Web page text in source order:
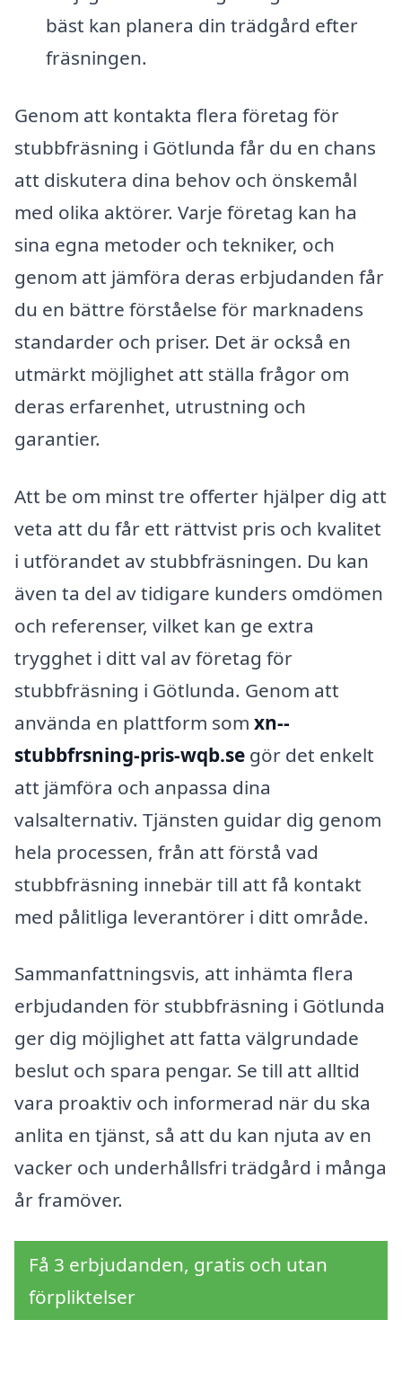
bäst kan planera din trädgård efter
fräsningen.
Genom att kontakta flera företag för
stubbfräsning i Götlunda får du en chans
att diskutera dina behov och önskemål
med olika aktörer. Varje företag kan ha
sina egna metoder och tekniker, och
genom att jämföra deras erbjudanden får
du en bättre förståelse för marknadens
standarder och priser. Det är också en
utmärkt möjlighet att ställa frågor om
deras erfarenhet, utrustning och
garantier.
Att be om minst tre offerter hjälper dig att
veta att du får ett rättvist pris och kvalitet
i utförandet av stubbfräsningen. Du kan
även ta del av tidigare kunders omdömen
och referenser, vilket kan ge extra
trygghet i ditt val av företag för
stubbfräsning i Götlunda. Genom att
använda en plattform som xn--
stubbfrsning-pris-wqb.se gör det enkelt
att jämföra och anpassa dina
valsalternativ. Tjänsten guidar dig genom
hela processen, från att förstå vad
stubbfräsning innebär till att få kontakt
med pålitliga leverantörer i ditt område.
Sammanfattningsvis, att inhämta flera
erbjudanden för stubbfräsning i Götlunda
ger dig möjlighet att fatta välgrundade
beslut och spara pengar. Se till att alltid
vara proaktiv och informerad när du ska
anlita en tjänst, så att du kan njuta av en
vacker och underhållsfri trädgård i många
år framöver.
Få 3 erbjudanden, gratis och utan
förpliktelser